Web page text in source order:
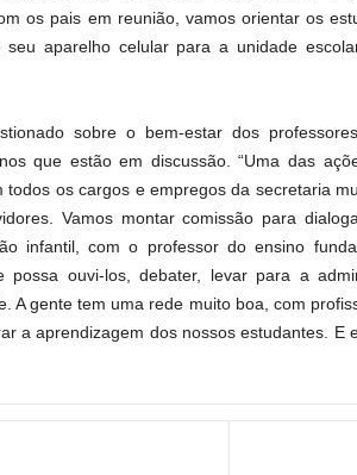
os pais em reunião, vamos orientar os
aparelho celular para a unidade
sobre o bem-estar dos
que estão em discussão. “Uma das
todos os cargos e empregos da secretaria
Vamos montar comissão para
infantil, com o professor do ensino
possa ouvi-los, debater, levar para a
A gente tem uma rede muito boa, com
a aprendizagem dos nossos estudantes. E